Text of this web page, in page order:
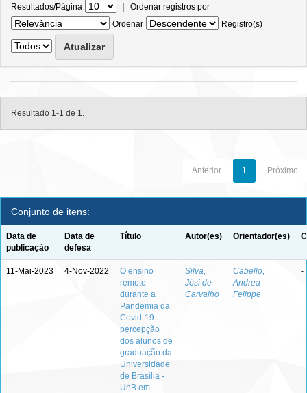
Resultados/Página | Ordenar registros por
Ordenar
Registro(s)
Resultado 1-1 de 1.
Anterior 1 Próximo
Conjunto de itens:
Data de
publicação
Data de
defesa
Título Autor(es) Orientador(es)
11-Mai-2023 4-Nov-2022
O ensino
remoto
durante a
Pandemia da
Covid-19 :
percepção
dos alunos de
graduação da
Universidade
de Brasília -
UnB em
Silva,
Jôsi de
Carvalho
Cabello,
Andrea
Felippe
-